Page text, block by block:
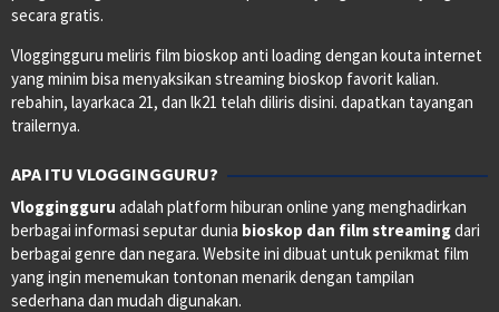
secara gratis.
Vloggingguru meliris film bioskop anti loading dengan kouta internet
yang minim bisa menyaksikan streaming bioskop favorit kalian.
rebahin, layarkaca 21, dan lk21 telah diliris disini. dapatkan tayangan
trailernya.
APA ITU VLOGGINGGURU?
Vloggingguru adalah platform hiburan online yang menghadirkan
berbagai informasi seputar dunia bioskop dan film streamingdari
berbagai genre dan negara. Website ini dibuat untuk penikmat film
yang ingin menemukan tontonan menarik dengan tampilan
sederhana dan mudah digunakan.